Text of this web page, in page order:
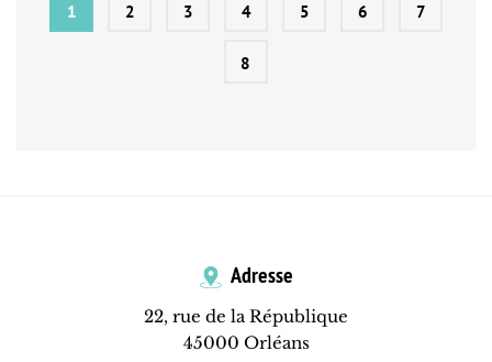
1 2 3 4 5 6 7
8
Adresse
22, rue de la République
45000 Orléans